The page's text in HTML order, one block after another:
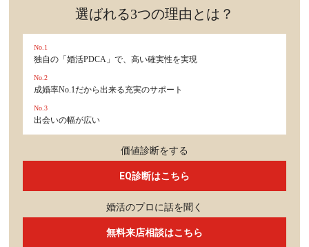
選ばれる3つの理由とは？
No.1
独自の「婚活PDCA」で、高い確実性を実現
No.2
成婚率No.1だから出来る充実のサポート
No.3
出会いの幅が広い
価値診断をする
EQ診断はこちら
婚活のプロに話を聞く
無料来店相談はこちら